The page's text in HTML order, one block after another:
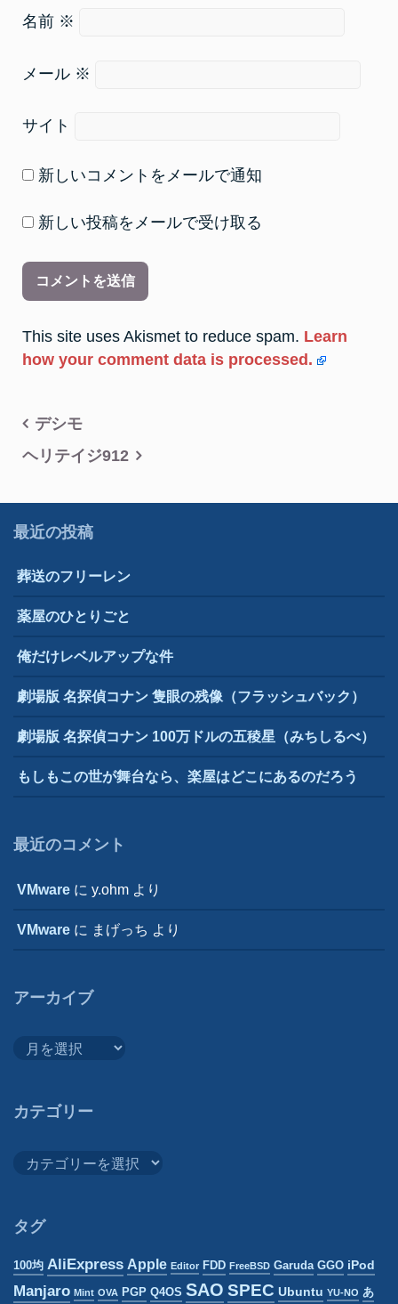
名前 ※
メール ※
サイト
新しいコメントをメールで通知
新しい投稿をメールで受け取る
This site uses Akismet to reduce spam. Learn
how your comment data is processed.
投
稿
ビ
ー
シ
ョ
デシモ
ヘリテイジ912
最近の投稿
葬送のフリーレン
薬屋のひとりごと
俺だけレベルアップな件
劇場版 名探偵コナン 隻眼の残像（フラッシュバック）
劇場版 名探偵コナン 100万ドルの五稜星（みちしるべ）
もしもこの世が舞台なら、楽屋はどこにあるのだろう
最近のコメント
VMware に y.ohm より
VMware に まげっち より
アーカイブ
イ
カテゴリー
リ
タグ
100均 AliExpress Apple Editor FDD FreeBSD Garuda GGO iPod
Manjaro Mint OVA PGP Q4OS SAO SPEC Ubuntu YU-NO あ